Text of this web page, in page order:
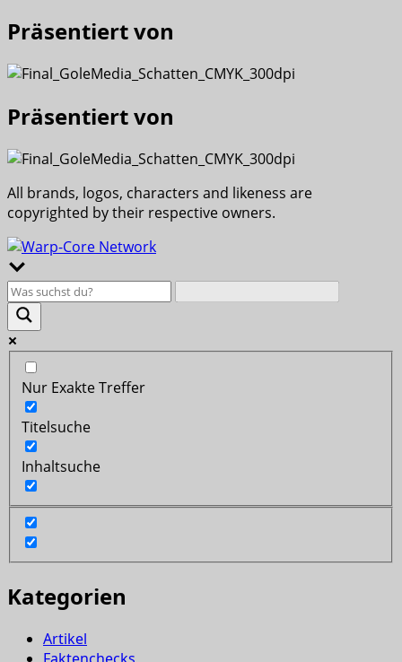
Präsentiert von
Präsentiert von
All brands, logos, characters and likeness are
copyrighted by their respective owners.
Nur Exakte Treffer
Titelsuche
Inhaltsuche
Kategorien
Artikel